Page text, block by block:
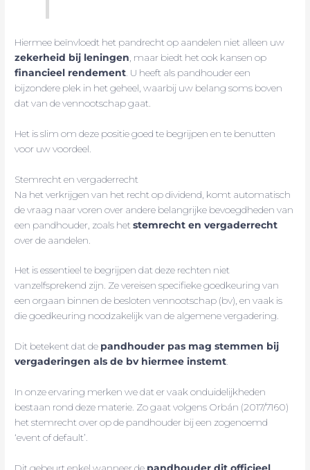
Hiermee beïnvloedt het pandrecht op aandelen niet alleen uw
zekerheid bij leningen , maar biedt het ook kansen op
financieel rendement . U heeft als pandhouder een
bijzondere plek in het geheel, waarbij uw belang soms boven
dat van de vennootschap gaat.
Het is slim om deze positie goed te begrijpen en te benutten
voor uw voordeel.
Stemrecht en vergaderrecht
Na het verkrijgen van het recht op dividend, komt automatisch
de vraag naar voren over andere belangrijke bevoegdheden van
een pandhouder, zoals hetstemrecht en vergaderrecht
over de aandelen.
Het is essentieel te begrijpen dat deze rechten niet
vanzelfsprekend zijn. Ze vereisen specifieke goedkeuring van
een orgaan binnen de besloten vennootschap (bv), en vaak is
die goedkeuring noodzakelijk van de algemene vergadering.
Dit betekent dat de pandhouder pas mag stemmen bij
vergaderingen als de bv hiermee instemt.
In onze ervaring merken we dat er vaak onduidelijkheden
bestaan rond deze materie. Zo gaat volgens Orbán (2017/7160)
het stemrecht over op de pandhouder bij een zogenoemd
‘event of default’.